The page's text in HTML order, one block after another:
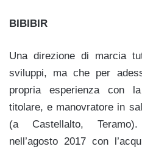
BIBIBIR
Una direzione di marcia
sviluppi, ma che per
propria esperienza con
titolare, e manovratore in
(a Castellalto, Teramo).
nell’agosto 2017 con